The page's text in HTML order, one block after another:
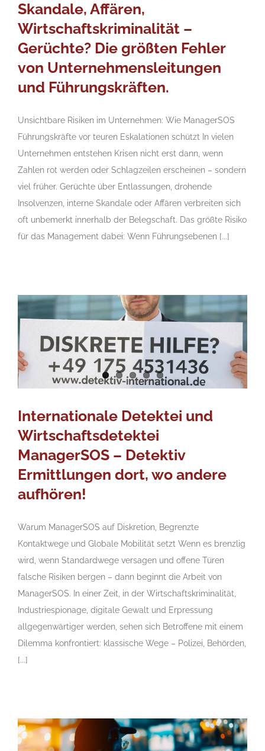
Skandale, Affären,
Wirtschaftskriminalität –
Gerüchte? Die größten Fehler
von Unternehmensleitungen
und Führungskräften.
Unsichtbare Risiken im Unternehmen: Wie ManagerSOS
Führungskräfte vor teuren Eskalationen schützt In vielen
Unternehmen entstehen Krisen nicht erst dann, wenn
Zahlen rot werden oder Schlagzeilen erscheinen – sondern
viel früher. Gerüchte über Entlassungen, drohende
Insolvenzen, interne Skandale oder Affären verbreiten sich
oft unbemerkt innerhalb der Belegschaft. Das größte Risiko
für das Management dabei: Wenn Führungsebenen [...]
Internationale Detektei und
Wirtschaftsdetektei
ManagerSOS – Detektiv
Ermittlungen dort, wo andere
aufhören!
Warum ManagerSOS auf Diskretion, Begrenzte
Kontaktwege und Globale Mobilität setzt Wenn es brenzlig
wird, wenn Standardwege versagen und offene Türen
falsche Risiken bergen – dann beginnt die Arbeit von
ManagerSOS. In einer Zeit, in der Wirtschaftskriminalität,
Industriespionage, digitale Gewalt und Erpressung
allgegenwärtiger werden, sehen sich Betroffene mit einem
Dilemma konfrontiert: klassische Wege – Polizei, Behörden,
[...]